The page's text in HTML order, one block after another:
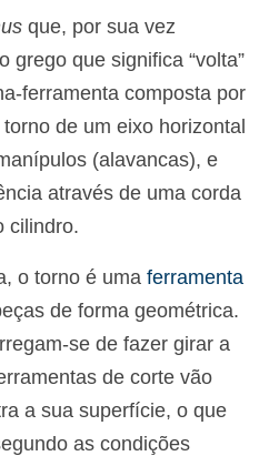
que, por sua vez
grego que significa “volta”
ferramenta composta por
de um eixo horizontal
(alavancas), e
através de uma corda
cilindro.
o torno é uma ferramenta
de forma geométrica.
se de fazer girar a
de corte vão
a sua superfície, o que
as condições